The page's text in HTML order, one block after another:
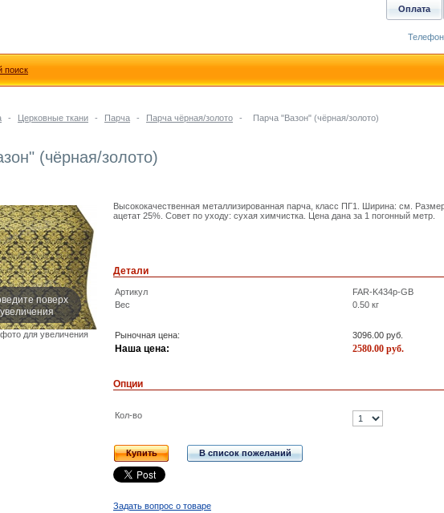
- Церковные ткани - Парча - Парча чёрная/золото - Парча "Вазон" (чёрная/золото)
(чёрная/золото)
поверх
фото для увеличения
Высококачественная металлизированная парча, класс ПГ1. Ширина: см.
ацетат 25%. Совет по уходу: сухая химчистка. Цена дана за 1 погонный метр.
Детали
Артикул
FAR-K434p-GB
Вес
0.50 кг
Рыночная цена: 3096.00 руб.
Наша цена: 2580.00 руб.
Опции
Кол-во
Купить В список пожеланий
Задать вопрос о товаре
Оплата
поиск